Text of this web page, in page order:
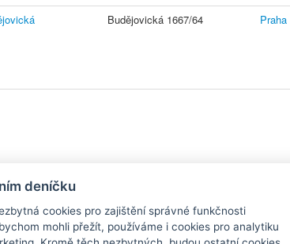
Budějovická 1667/64 Praha
| Aplikace pro
deníčku
cookies pro zajištění správné funkčnosti
mohli přežít, používáme i cookies pro analytiku